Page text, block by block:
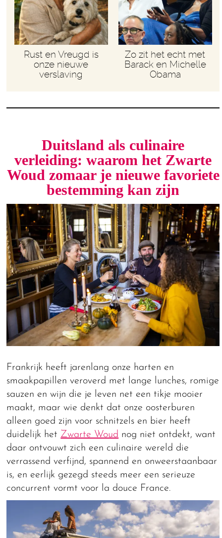
Rust en Vreugd is
onze nieuwe
verslaving
Zo zit het echt met
Barack en Michelle
Obama
Duitsland als culinaire
verleiding: waarom het Zwarte
Woud zomaar je nieuwe favoriete
bestemming kan zijn
Frankrijk heeft jarenlang onze harten en
smaakpapillen veroverd met lange lunches, romige
sauzen en wijn die je leven net een tikje mooier
maakt, maar wie denkt dat onze oosterburen
alleen goed zijn voor schnitzels en bier heeft
duidelijk het Zwarte Woud nog niet ontdekt, want
daar ontvouwt zich een culinaire wereld die
verrassend verfijnd, spannend en onweerstaanbaar
is, en eerlijk gezegd steeds meer een serieuze
concurrent vormt voor la douce France.